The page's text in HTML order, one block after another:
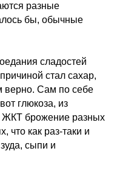
разные
бы, обычные
сладостей
стал сахар,
верно. Сам по себе
глюкоза, из
ЖКТ брожение разных
что как раз-таки и
сыпи и